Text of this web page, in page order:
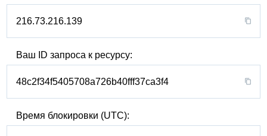
216.73.216.139
Ваш ID запроса к ресурсу:
48c2f34f5405708a726b40fff37ca3f4
Время блокировки (UTC):